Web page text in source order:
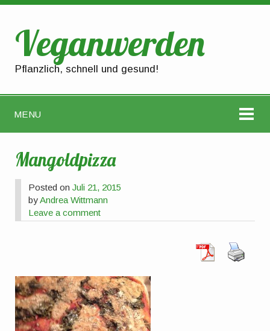
Veganwerden
Pflanzlich, schnell und gesund!
MENU
Mangoldpizza
Posted onJuli 21, 2015
byAndrea Wittmann
Leave a comment